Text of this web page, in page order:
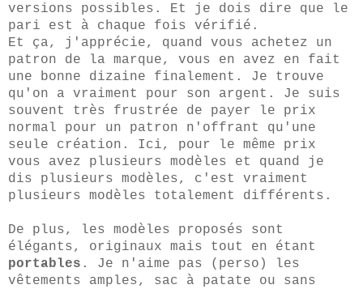
versions possibles. Et je dois dire que le
pari est à chaque fois vérifié.
Et ça, j'apprécie, quand vous achetez un
patron de la marque, vous en avez en fait
une bonne dizaine finalement. Je trouve
qu'on a vraiment pour son argent. Je suis
souvent très frustrée de payer le prix
normal pour un patron n'offrant qu'une
seule création. Ici, pour le même prix
vous avez plusieurs modèles et quand je
dis plusieurs modèles, c'est vraiment
plusieurs modèles totalement différents.
De plus, les modèles proposés sont
élégants, originaux mais tout en étant
portables . Je n'aime pas (perso) les
vêtements amples, sac à patate ou sans